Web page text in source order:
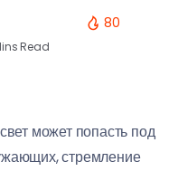
Read
80
может попасть под
стремление